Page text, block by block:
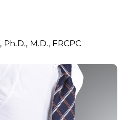
, Ph.D., M.D., FRCPC